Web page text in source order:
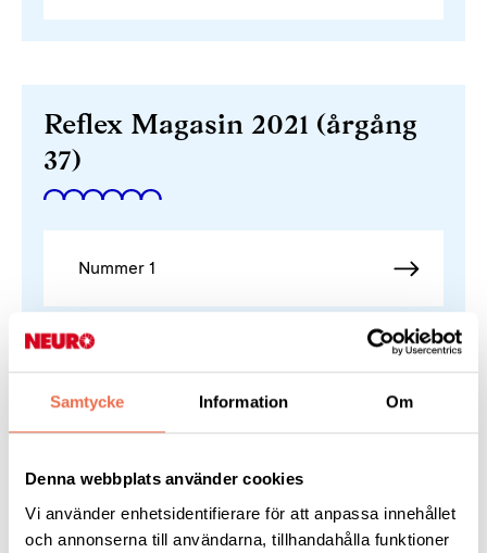
Samtycke Information Om
Denna webbplats använder cookies
Vi använder enhetsidentifierare för att anpassa innehållet
och annonserna till användarna, tillhandahålla funktioner
Reflex Magasin 2021 (årgång
37)
Nummer 1
Nummer 2
Nummer 4